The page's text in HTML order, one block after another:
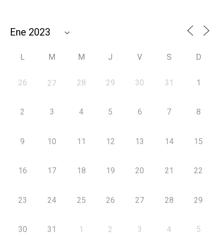
L M M J V S D
26 27 28 29 30 31 1
2 3 4 5 6 7 8
9 10 11 12 13 14 15
16 17 18 19 20 21 22
23 24 25 26 27 28 29
30 31 1 2 3 4 5